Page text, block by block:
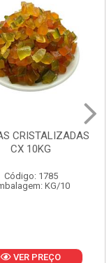
MARGARINA
VER